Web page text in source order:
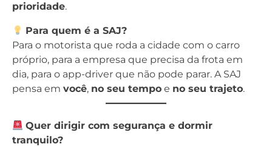
prioridade.
Para quem é a SAJ?
Para o motorista que roda a cidade com o carro
próprio, para a empresa que precisa da frota em
dia, para o app-driver que não pode parar. A SAJ
pensa em você, no seu tempo e no seu trajeto.
Quer dirigir com segurança e dormir
tranquilo?